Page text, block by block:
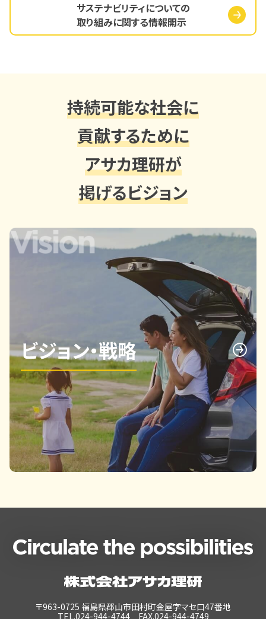
サステナビリティについての
取り組みに関する情報開示
持続可能な社会に
貢献するために
アサカ理研が
掲げるビジョン
ビジョン・戦略
〒963-0725 福島県郡山市田村町金屋字マセ口47番地
TEL.024-944-4744 FAX.024-944-4749